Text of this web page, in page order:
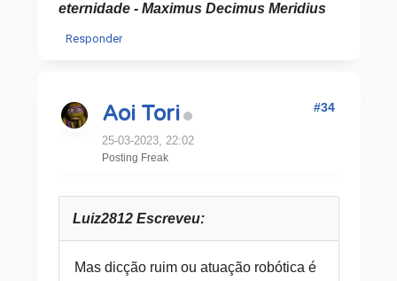
eternidade - Maximus Decimus Meridius
Responder
Aoi Tori
25-03-2023, 22:02
Posting Freak
#34
Luiz2812 Escreveu:
Mas dicção ruim ou atuação robótica é